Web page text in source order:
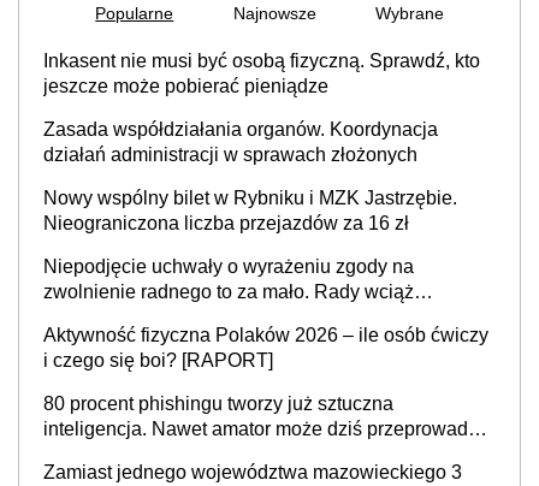
Popularne Najnowsze Wybrane
Inkasent nie musi być osobą fizyczną. Sprawdź, kto
jeszcze może pobierać pieniądze
Zasada współdziałania organów. Koordynacja
działań administracji w sprawach złożonych
Nowy wspólny bilet w Rybniku i MZK Jastrzębie.
Nieograniczona liczba przejazdów za 16 zł
Niepodjęcie uchwały o wyrażeniu zgody na
zwolnienie radnego to za mało. Rady wciąż
sprawy
Aktywność fizyczna Polaków 2026 – ile osób ćwiczy
i czego się boi? [RAPORT]
80 procent phishingu tworzy już sztuczna
inteligencja. Nawet amator może dziś przeprowadzić
Zamiast jednego województwa mazowieckiego 3